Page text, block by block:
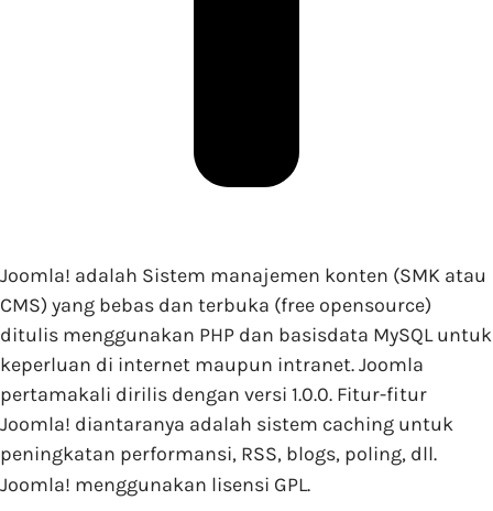
Joomla! adalah Sistem manajemen konten (SMK atau
CMS) yang bebas dan terbuka (free opensource)
ditulis menggunakan PHP dan basisdata MySQL untuk
keperluan di internet maupun intranet. Joomla
pertamakali dirilis dengan versi 1.0.0. Fitur-fitur
Joomla! diantaranya adalah sistem caching untuk
peningkatan performansi, RSS, blogs, poling, dll.
Joomla! menggunakan lisensi GPL.